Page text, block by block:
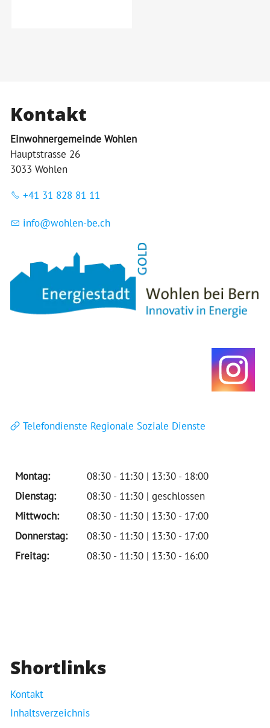
Kontakt
Einwohnergemeinde Wohlen
Hauptstrasse 26
3033 Wohlen
+41 31 828 81 11
nf w hl n-b ch
Telefondienste Regionale Soziale Dienste
Montag:
08:30 - 11:30 | 13:30 - 18:00
Dienstag:
08:30 - 11:30 | geschlossen
Mittwoch:
08:30 - 11:30 | 13:30 - 17:00
Donnerstag:
08:30 - 11:30 | 13:30 - 17:00
Freitag:
08:30 - 11:30 | 13:30 - 16:00
Shortlinks
Kontakt
Inhaltsverzeichnis